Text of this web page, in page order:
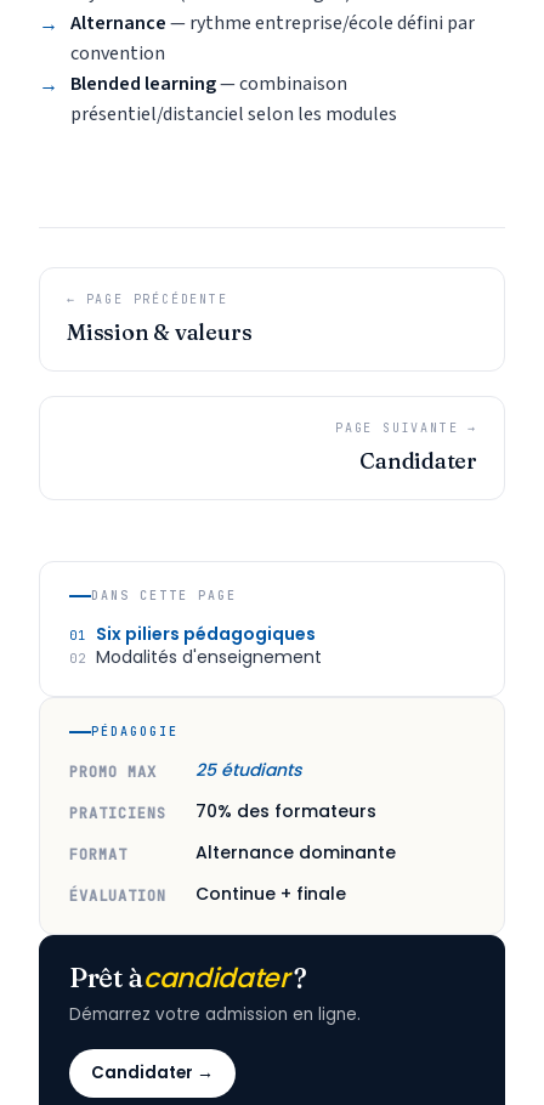
Alternance— rythme entreprise/école défini par
convention
Blended learning— combinaison
présentiel/distanciel selon les modules
← PAGE PRÉCÉDENTE
Mission & valeurs
PAGE SUIVANTE →
Candidater
DANS CETTE PAGE
01 Six piliers pédagogiques
02 Modalités d'enseignement
PÉDAGOGIE
PROMO MAX 25 étudiants
PRATICIENS 70% des formateurs
FORMAT Alternance dominante
ÉVALUATION Continue + finale
Prêt àcandidater?
Démarrez votre admission en ligne.
Candidater →